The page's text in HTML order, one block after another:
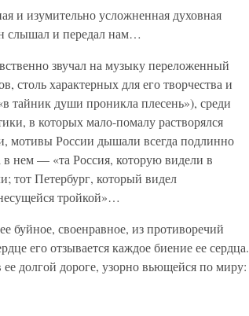
и изумительно усложненная духовная
слышал и передал нам…
звучал на музыку переложенный
характерных для его творчества и
тайник души проникла плесень»), среди
в которых мало-помалу растворялся
мотивы России дышали всегда подлинно
нем — «та Россия, которую видели в
тот Петербург, который видел
тройкой»…
буйное, своенравное, из противоречий
его отзывается каждое биение ее сердца.
долгой дороге, узорно вьющейся по миру: